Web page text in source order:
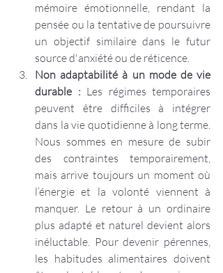
mémoire émotionnelle, rendant la
pensée ou la tentative de poursuivre
un objectif similaire dans le futur
source d'anxiété ou de réticence.
Non adaptabilité à un mode de vie
durable : Les régimes temporaires
peuvent être difficiles à intégrer
dans la vie quotidienne à long terme.
Nous sommes en mesure de subir
des contraintes temporairement,
mais arrive toujours un moment où
l’énergie et la volonté viennent à
manquer. Le retour à un ordinaire
plus adapté et naturel devient alors
inéluctable. Pour devenir pérennes,
les habitudes alimentaires doivent